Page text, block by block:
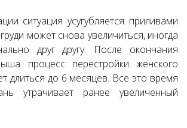
ситуация усугубляется приливами
может снова увеличиться, иногда
друг другу. После окончания
процесс перестройки женского
длиться до 6 месяцев. Все это время
утрачивает ранее увеличенный